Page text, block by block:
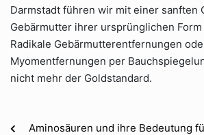
Darmstadt führen wir mit einer sanften
Gebärmutter ihrer ursprünglichen
Radikale Gebärmutterentfernungen
Myomentfernungen per
nicht mehr der Goldstandard.
Aminosäuren und ihre Bedeutung